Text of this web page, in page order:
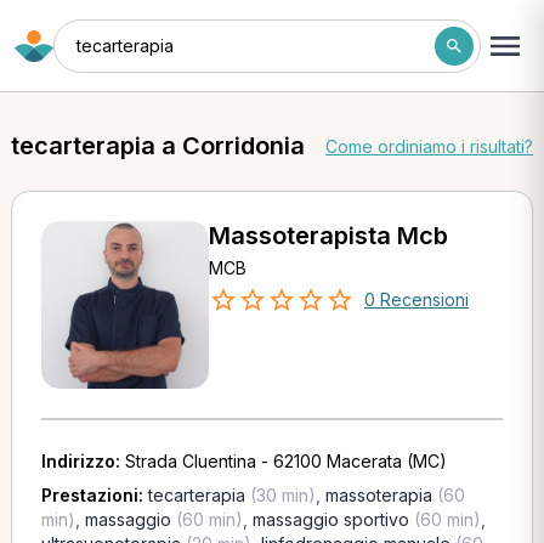
tecarterapia
tecarterapia a Corridonia Come ordiniamo i risultati?
Massoterapista Mcb
MCB
0 Recensioni
Indirizzo: Strada Cluentina - 62100 Macerata (MC)
Prestazioni:tecarterapia (30 min) massoterapia (60
min) massaggio (60 min) massaggio sportivo (60 min)